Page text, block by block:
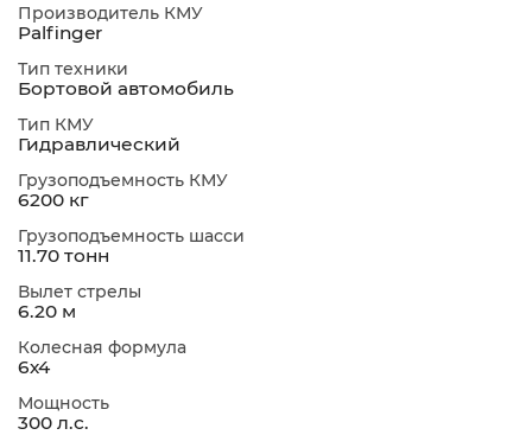
Производитель КМУ
Palfinger
Тип техники
Бортовой автомобиль
Тип КМУ
Гидравлический
Грузоподъемность КМУ
6200 кг
Грузоподъемность шасси
11.70 тонн
Вылет стрелы
6.20 м
Колесная формула
6х4
Мощность
300 л.с.